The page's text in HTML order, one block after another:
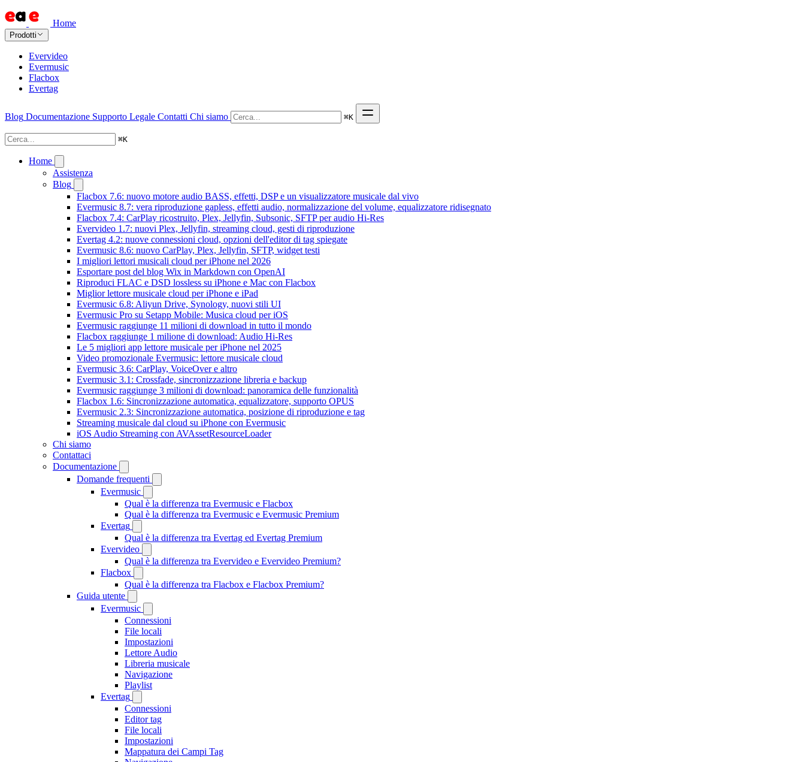
Home
Prodotti
Evervideo
Evermusic
Flacbox
Evertag
Blog Documentazione Supporto Legale Contatti Chi siamo ⌘K
⌘K
Home
Assistenza
Blog
Flacbox 7.6: nuovo motore audio BASS, effetti, DSP e un visualizzatore musicale dal vivo
Evermusic 8.7: vera riproduzione gapless, effetti audio, normalizzazione del volume, equalizzatore ridisegnato
Flacbox 7.4: CarPlay ricostruito, Plex, Jellyfin, Subsonic, SFTP per audio Hi-Res
Evervideo 1.7: nuovi Plex, Jellyfin, streaming cloud, gesti di riproduzione
Evertag 4.2: nuove connessioni cloud, opzioni dell'editor di tag spiegate
Evermusic 8.6: nuovo CarPlay, Plex, Jellyfin, SFTP, widget testi
I migliori lettori musicali cloud per iPhone nel 2026
Esportare post del blog Wix in Markdown con OpenAI
Riproduci FLAC e DSD lossless su iPhone e Mac con Flacbox
Miglior lettore musicale cloud per iPhone e iPad
Evermusic 6.8: Aliyun Drive, Synology, nuovi stili UI
Evermusic Pro su Setapp Mobile: Musica cloud per iOS
Evermusic raggiunge 11 milioni di download in tutto il mondo
Flacbox raggiunge 1 milione di download: Audio Hi-Res
Le 5 migliori app lettore musicale per iPhone nel 2025
Video promozionale Evermusic: lettore musicale cloud
Evermusic 3.6: CarPlay, VoiceOver e altro
Evermusic 3.1: Crossfade, sincronizzazione libreria e backup
Evermusic raggiunge 3 milioni di download: panoramica delle funzionalità
Flacbox 1.6: Sincronizzazione automatica, equalizzatore, supporto OPUS
Evermusic 2.3: Sincronizzazione automatica, posizione di riproduzione e tag
Streaming musicale dal cloud su iPhone con Evermusic
iOS Audio Streaming con AVAssetResourceLoader
Chi siamo
Contattaci
Documentazione
Domande frequenti
Evermusic
Qual è la differenza tra Evermusic e Flacbox
Qual è la differenza tra Evermusic e Evermusic Premium
Evertag
Qual è la differenza tra Evertag ed Evertag Premium
Evervideo
Qual è la differenza tra Evervideo e Evervideo Premium?
Flacbox
Qual è la differenza tra Flacbox e Flacbox Premium?
Guida utente
Evermusic
Connessioni
File locali
Impostazioni
Lettore Audio
Libreria musicale
Navigazione
Playlist
Evertag
Connessioni
Editor tag
File locali
Impostazioni
Mappatura dei Campi Tag